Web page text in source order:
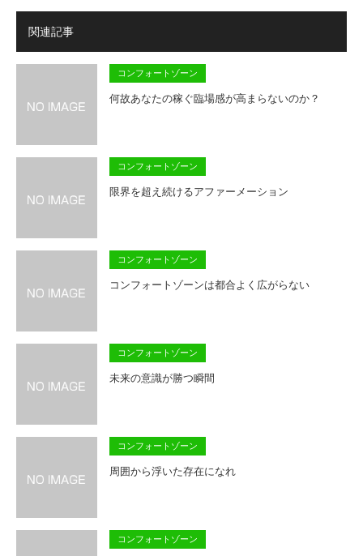
関連記事
コンフォートゾーン
何故あなたの稼ぐ臨場感が高まらないのか？
コンフォートゾーン
限界を超え続けるアファーメーション
コンフォートゾーン
コンフォートゾーンは都合よく広がらない
コンフォートゾーン
未来の意識が勝つ瞬間
コンフォートゾーン
周囲から浮いた存在になれ
コンフォートゾーン